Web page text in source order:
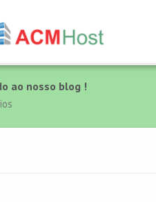
ao nosso blog !